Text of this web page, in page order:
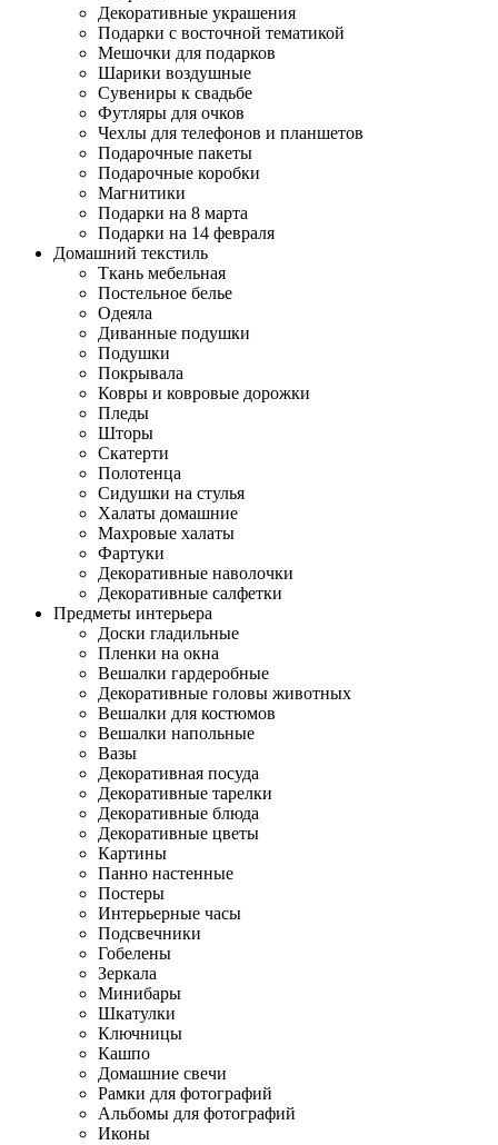
Декоративные украшения
Подарки с восточной тематикой
Мешочки для подарков
Шарики воздушные
Сувениры к свадьбе
Футляры для очков
Чехлы для телефонов и планшетов
Подарочные пакеты
Подарочные коробки
Магнитики
Подарки на 8 марта
Подарки на 14 февраля
Домашний текстиль
Ткань мебельная
Постельное белье
Одеяла
Диванные подушки
Подушки
Покрывала
Ковры и ковровые дорожки
Пледы
Шторы
Скатерти
Полотенца
Сидушки на стулья
Халаты домашние
Махровые халаты
Фартуки
Декоративные наволочки
Декоративные салфетки
Предметы интерьера
Доски гладильные
Пленки на окна
Вешалки гардеробные
Декоративные головы животных
Вешалки для костюмов
Вешалки напольные
Вазы
Декоративная посуда
Декоративные тарелки
Декоративные блюда
Декоративные цветы
Картины
Панно настенные
Постеры
Интерьерные часы
Подсвечники
Гобелены
Зеркала
Минибары
Шкатулки
Ключницы
Кашпо
Домашние свечи
Рамки для фотографий
Альбомы для фотографий
Иконы